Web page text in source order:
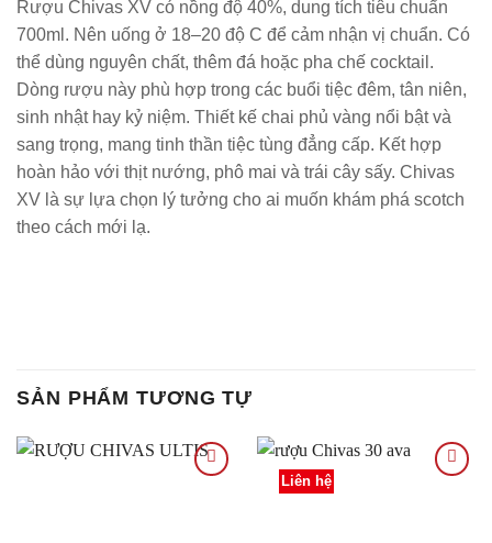
Rượu Chivas XV có nồng độ 40%, dung tích tiêu chuẩn
700ml. Nên uống ở 18–20 độ C để cảm nhận vị chuẩn. Có
thể dùng nguyên chất, thêm đá hoặc pha chế cocktail.
Dòng rượu này phù hợp trong các buổi tiệc đêm, tân niên,
sinh nhật hay kỷ niệm. Thiết kế chai phủ vàng nổi bật và
sang trọng, mang tinh thần tiệc tùng đẳng cấp. Kết hợp
hoàn hảo với thịt nướng, phô mai và trái cây sấy. Chivas
XV là sự lựa chọn lý tưởng cho ai muốn khám phá scotch
theo cách mới lạ.
SẢN PHẨM TƯƠNG TỰ
Liên hệ